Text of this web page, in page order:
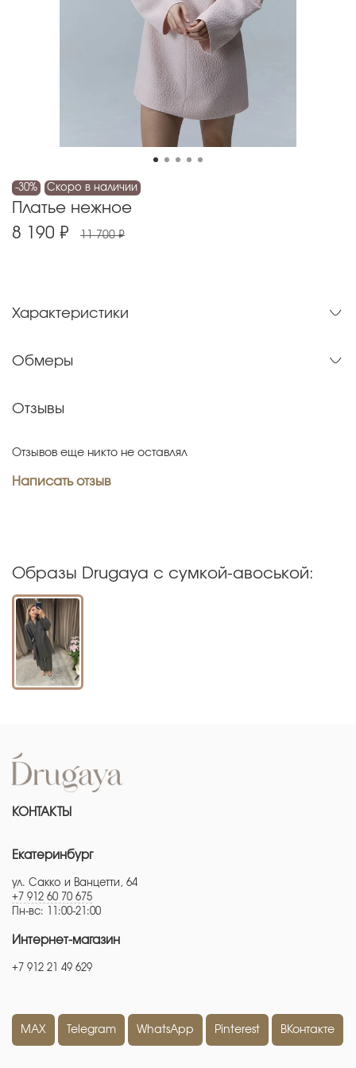
-30% Скоро в наличии
Платье нежное
8 190 ₽ 11 700 ₽
Характеристики
Обмеры
Отзывы
Отзывов еще никто не оставлял
Написать отзыв
Образы Drugaya с сумкой-авоськой:
КОНТАКТЫ
Екатеринбург
ул. Сакко и Ванцетти, 64
+7 912 60 70 675
Пн-вс: 11:00-21:00
Интернет-магазин
+7 912 21 49 629
MAX Telegram WhatsApp Pinterest ВКонтакте